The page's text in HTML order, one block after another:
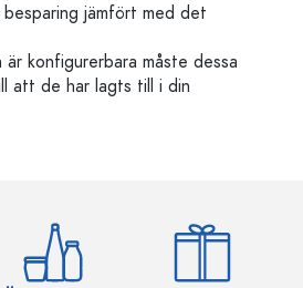
jämfört med det
är konfigurerbara måste dessa
att de har lagts till i din